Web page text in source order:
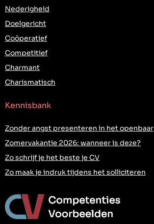
Nederigheid
Doelgericht
Coöperatief
Competitief
Charmant
Charismatisch
Kennisbank
Zonder angst presenteren in het openbaar
Zomervakantie 2026: wanneer is deze?
Zo schrijf je het beste je CV
Zo maak je indruk tijdens het solliciteren